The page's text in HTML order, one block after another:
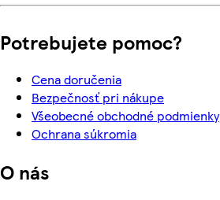
Potrebujete pomoc?
Cena doručenia
Bezpečnosť pri nákupe
Všeobecné obchodné podmienky
Ochrana súkromia
O nás